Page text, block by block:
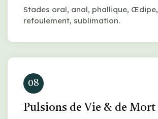
Stades oral, anal, phallique, Œdipe,
refoulement, sublimation.
08
Pulsions de Vie & de Mort